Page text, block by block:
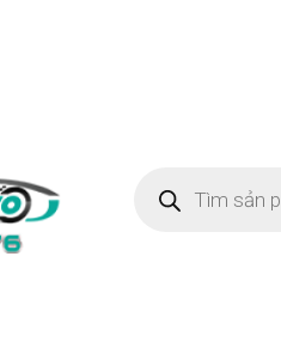
kiếm
sản